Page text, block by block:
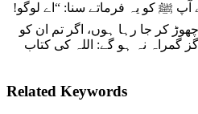
آپ ﷺ کو یہ فرماتے سنا: “اے لوگو!
کر جا رہا ہوں، اگر تم ان کو
گمراہ نہ ہو گے: اللہ کی کتاب
Related Keywords